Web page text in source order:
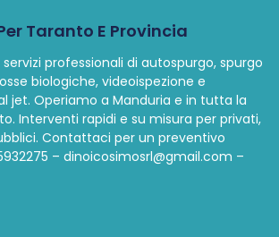
Taranto E Provincia
professionali di autospurgo, spurgo
biologiche, videoispezione e
jet. Operiamo a Manduria e in tutta la
Interventi rapidi e su misura per privati,
Contattaci per un preventivo
– dinoicosimosrl@gmail.com –